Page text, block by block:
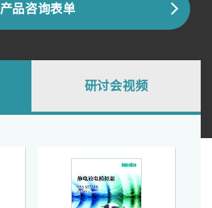
产品咨询表单
研讨会视频